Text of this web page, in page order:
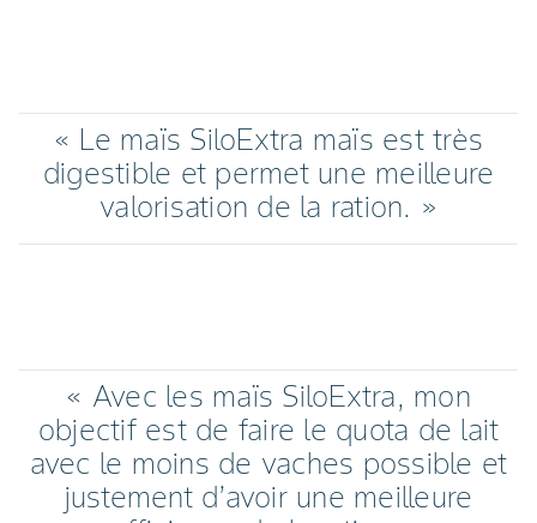
« Le maïs SiloExtra maïs est très
digestible et permet une meilleure
valorisation de la ration. »
« Avec les maïs SiloExtra, mon
objectif est de faire le quota de lait
avec le moins de vaches possible et
justement d’avoir une meilleure